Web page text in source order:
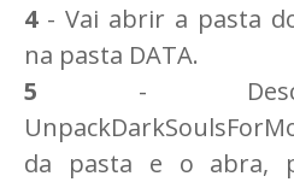
4- Vai abrir a pasta
na pasta DATA.
5 -
da pasta e o abra,